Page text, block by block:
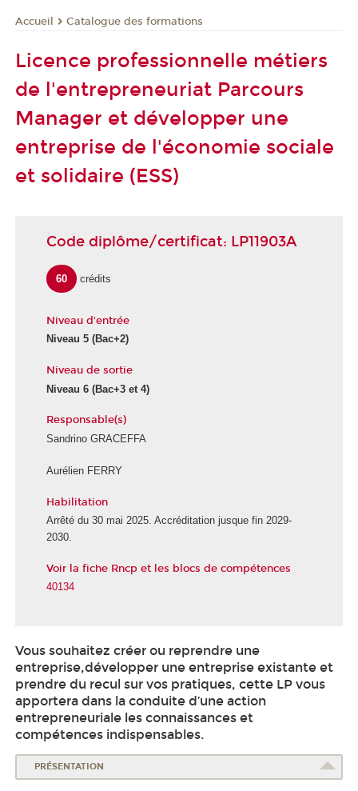
Accueil Catalogue des formations
Licence professionnelle métiers
de l'entrepreneuriat Parcours
Manager et développer une
entreprise de l'économie sociale
et solidaire (ESS)
Code diplôme/certificat: LP11903A
60 crédits
Niveau d'entrée
Niveau 5 (Bac+2)
Niveau de sortie
Niveau 6 (Bac+3 et 4)
Responsable(s)
Sandrino GRACEFFA
Aurélien FERRY
Habilitation
Arrêté du 30 mai 2025. Accréditation jusque fin 2029-
2030.
Voir la fiche Rncp et les blocs de compétences
40134
Vous souhaitez créer ou reprendre une
entreprise,développer une entreprise existante et
prendre du recul sur vos pratiques, cette LP vous
apportera dans la conduite d’une action
entrepreneuriale les connaissances et
compétences indispensables.
PRÉSENTATION